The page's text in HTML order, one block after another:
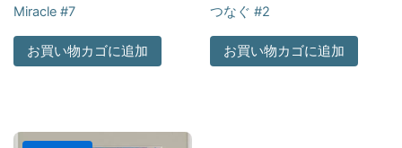
Miracle #7
お買い物カゴに追加
つなぐ #2
お買い物カゴに追加